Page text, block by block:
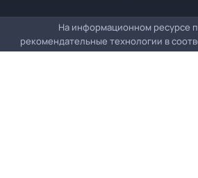
На информационном ресурсе
рекомендательные технологии в